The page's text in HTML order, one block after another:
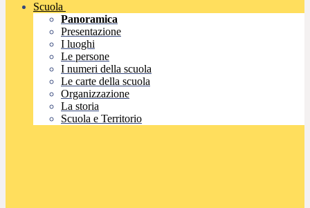
Scuola
Panoramica
Presentazione
I luoghi
Le persone
I numeri della scuola
Le carte della scuola
Organizzazione
La storia
Scuola e Territorio